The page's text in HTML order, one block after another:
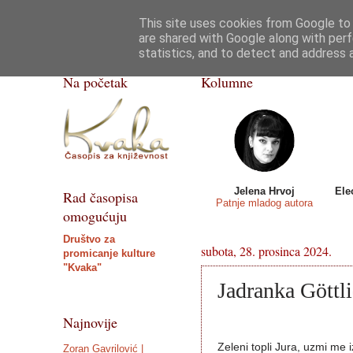
Poezija Priče, crtice
ISSN 2459-5632
Kolumne
Jelena Hrvoj
Patnje mladog autora
subota, 28. prosinca 2024.
Jadranka
Zeleni topli Jura, uzmi me
Na početak
Rad časopisa
omogućuju
Društvo za
promicanje kulture
"Kvaka"
Najnovije
Zoran Gavrilović |
This site uses cookies from Google
are shared with Google along with
statistics, and to detect and address